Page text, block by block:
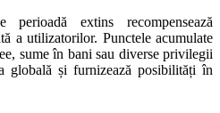
extins recompensează
a utilizatorilor. Punctele acumulate
sume în bani sau diverse privilegii
globală și furnizează posibilități în